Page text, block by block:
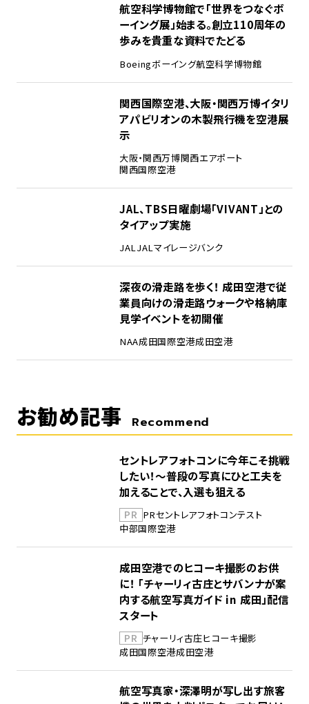
航空科学博物館で「世界をつなぐボ
ーイング展」始まる。創立110周年の
歩みを貴重な資料でたどる
Boeingボーイング航空科学博物館
関西国際空港、大阪・関西万博イタリ
アパビリオンの木製飛行機を空港展
示
大阪・関西万博関西エアポート
関西国際空港
JAL、TBS日曜劇場「VIVANT」との
タイアップ実施
JALJALマイレージバンク
深夜の滑走路を歩く！ 成田空港で従
業員向けの滑走路ウォークや格納庫
見学イベントを初開催
NAA成田国際空港成田空港
お勧め記事 Recommend
セントレアフォトコンに今年こそ挑戦
したい！～普段の写真にひと工夫を
加えることで、入選も狙える
PR PRセントレアフォトコンテスト
中部国際空港
成田空港でのヒコーキ撮影のお供
に！ 「チャーリィ古庄とサバンナが案
内する航空写真ガイド in 成田」配信
スタート
PR チャーリィ古庄ヒコーキ撮影
成田国際空港成田空港
航空写真家・深澤明が写し出す旅客